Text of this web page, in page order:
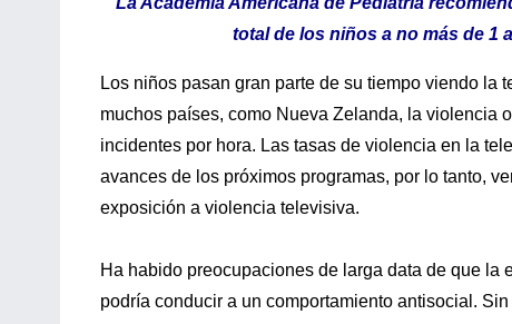
total de los niños a no más de 1
Los niños pasan gran parte de su tiempo viendo la
muchos países, como Nueva Zelanda, la violencia
incidentes por hora. Las tasas de violencia en la
avances de los próximos programas, por lo tanto,
exposición a violencia televisiva.
Ha habido preocupaciones de larga data de que
podría conducir a un comportamiento antisocial.